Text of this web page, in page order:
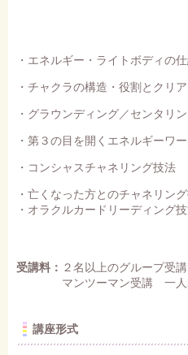
・エネルギー・ライトボディの
・チャクラの構造・役割とクリ
・グラウンディング／センタリ
・第３の目を開くエネルギーワ
・コンシャスチャネリング技法
・亡くなった方とのチャネリン
・オラクルカードリーディング
受講料： ２名以上のグループ受
マンツーマン受講 一人
講座形式